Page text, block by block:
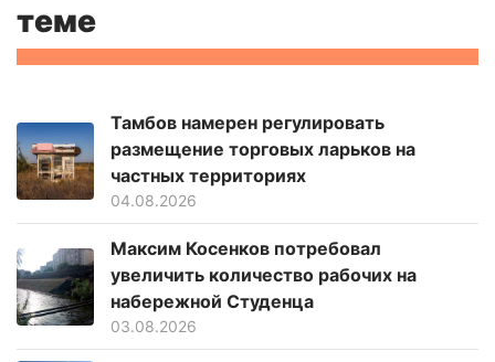
теме
Тамбов намерен регулировать
размещение торговых ларьков на
частных территориях
04.08.2026
Максим Косенков потребовал
увеличить количество рабочих на
набережной Студенца
03.08.2026